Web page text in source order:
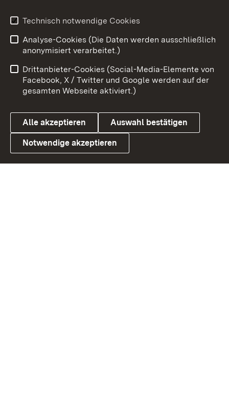
Youtube
Link zum Landesportal
Benutzungshinweise
Barrierefreiheit
Datenschutz
Cookies
Technisch notwendige Cookies
Analyse-Cookies (Die Daten werden ausschließlich
anonymisiert verarbeitet.)
Drittanbieter-Cookies (Social-Media-Elemente von
Facebook, X / Twitter und Google werden auf der
gesamten Webseite aktiviert.)
Alle akzeptieren Auswahl bestätigen
Notwendige akzeptieren